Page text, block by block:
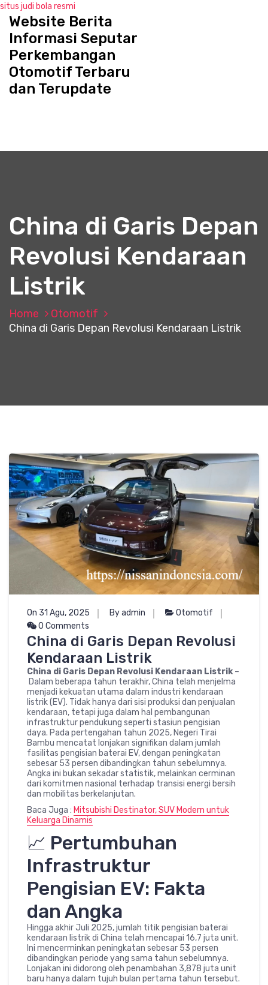
situs judi bola resmi
e
Website Berita
Informasi Seputar
Perkembangan
Otomotif Terbaru
dan Terupdate
China di Garis Depan
Revolusi Kendaraan
Listrik
Home
Otomotif
China di Garis Depan Revolusi Kendaraan Listrik
On 31 Agu, 2025 By admin
Otomotif
0 Comments
China di Garis Depan Revolusi
Kendaraan Listrik
China di Garis Depan Revolusi Kendaraan Listrik–
Dalam beberapa tahun terakhir, China telah menjelma
menjadi kekuatan utama dalam industri kendaraan
listrik (EV). Tidak hanya dari sisi produksi dan penjualan
kendaraan, tetapi juga dalam hal pembangunan
infrastruktur pendukung seperti stasiun pengisian
daya. Pada pertengahan tahun 2025, Negeri Tirai
Bambu mencatat lonjakan signifikan dalam jumlah
fasilitas pengisian baterai EV, dengan peningkatan
sebesar 53 persen dibandingkan tahun sebelumnya.
Angka ini bukan sekadar statistik, melainkan cerminan
dari komitmen nasional terhadap transisi energi bersih
dan mobilitas berkelanjutan.
Baca Juga : Mitsubishi Destinator, SUV Modern untuk
Keluarga Dinamis
📈 Pertumbuhan
Infrastruktur
Pengisian EV: Fakta
dan Angka
Hingga akhir Juli 2025, jumlah titik pengisian baterai
kendaraan listrik di China telah mencapai 16,7 juta unit.
Ini mencerminkan peningkatan sebesar 53 persen
dibandingkan periode yang sama tahun sebelumnya.
Lonjakan ini didorong oleh penambahan 3,878 juta unit
baru hanya dalam tujuh bulan pertama tahun tersebut.